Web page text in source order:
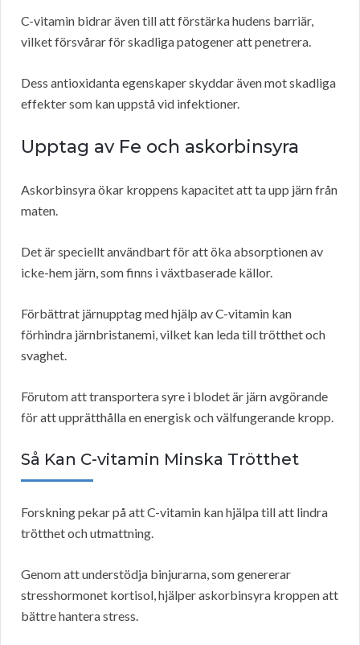
C-vitamin bidrar även till att förstärka hudens barriär,
vilket försvårar för skadliga patogener att penetrera.
Dess antioxidanta egenskaper skyddar även mot skadliga
effekter som kan uppstå vid infektioner.
Upptag av Fe och askorbinsyra
Askorbinsyra ökar kroppens kapacitet att ta upp järn från
maten.
Det är speciellt användbart för att öka absorptionen av
icke-hem järn, som finns i växtbaserade källor.
Förbättrat järnupptag med hjälp av C-vitamin kan
förhindra järnbristanemi, vilket kan leda till trötthet och
svaghet.
Förutom att transportera syre i blodet är järn avgörande
för att upprätthålla en energisk och välfungerande kropp.
Så Kan C-vitamin Minska Trötthet
Forskning pekar på att C-vitamin kan hjälpa till att lindra
trötthet och utmattning.
Genom att understödja binjurarna, som genererar
stresshormonet kortisol, hjälper askorbinsyra kroppen att
bättre hantera stress.